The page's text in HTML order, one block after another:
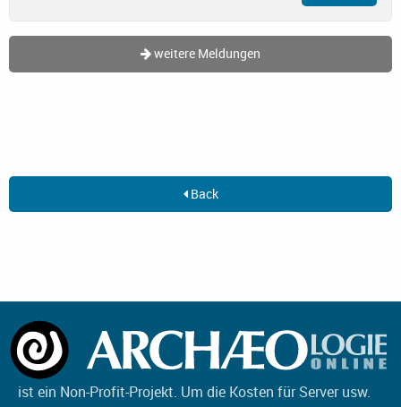
weitere Meldungen
Back
ist ein Non-Profit-Projekt. Um die Kosten für Server usw.